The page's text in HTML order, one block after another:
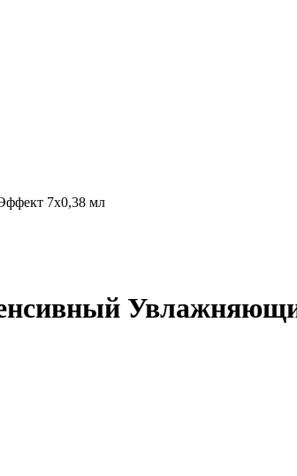
7x0,38 мл